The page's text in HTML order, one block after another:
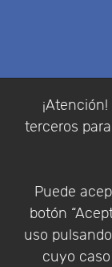
terceros
Puede
botón
uso
cuyo